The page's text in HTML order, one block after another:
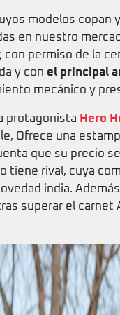
modelos
en nuestro
permiso de la
y con el principal
mecánico y
protagonista Hero
Ofrece una
que su precio
tiene rival, cuya
india.
superar el carnet